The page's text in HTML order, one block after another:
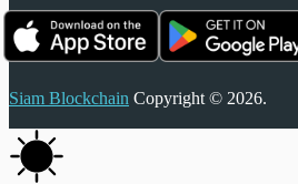
Siam Blockchain Copyright © 2026.